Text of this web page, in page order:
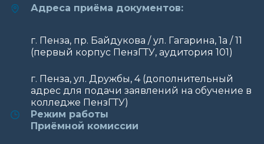
Адреса приёма документов:
г. Пенза, пр. Байдукова / ул. Гагарина, 1а / 11
(первый корпус ПензГТУ, аудитория 101)
г. Пенза, ул. Дружбы, 4 (дополнительный
адрес для подачи заявлений на обучение в
колледже ПензГТУ)
Режим работы
Приёмной комиссии